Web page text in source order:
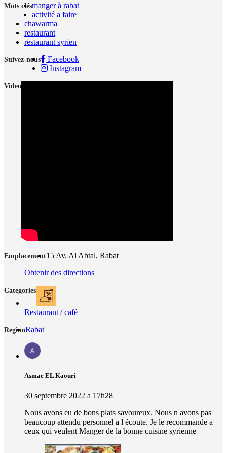
Mots clésmanger à rabat
activité a faire
chawarma
restaurant
restaurant syrien
Suivez-nous
Facebook
Instagram
Video
Emplacement15 Av. Al Abtal, Rabat
Obtenir des directions
Categories
Restaurant / café
RegionRabat
Asmae EL Kaouri
30 septembre 2022 a 17h28
Nous avons eu de bons plats savoureux. Nous n avons pas
beaucoup attendu personnel a l écoute. Je le recommande a
ceux qui veulent Manger de la bonne cuisine syrienne